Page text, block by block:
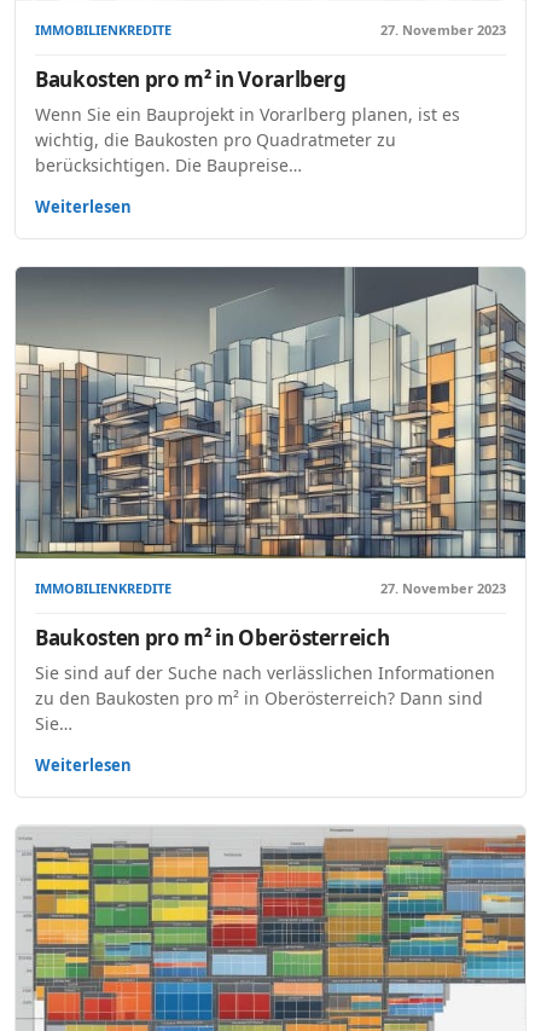
IMMOBILIENKREDITE 27. November 2023
Baukosten pro m² in Vorarlberg
Wenn Sie ein Bauprojekt in Vorarlberg planen, ist es
wichtig, die Baukosten pro Quadratmeter zu
berücksichtigen. Die Baupreise…
Weiterlesen
IMMOBILIENKREDITE 27. November 2023
Baukosten pro m² in Oberösterreich
Sie sind auf der Suche nach verlässlichen Informationen
zu den Baukosten pro m² in Oberösterreich? Dann sind
Sie…
Weiterlesen